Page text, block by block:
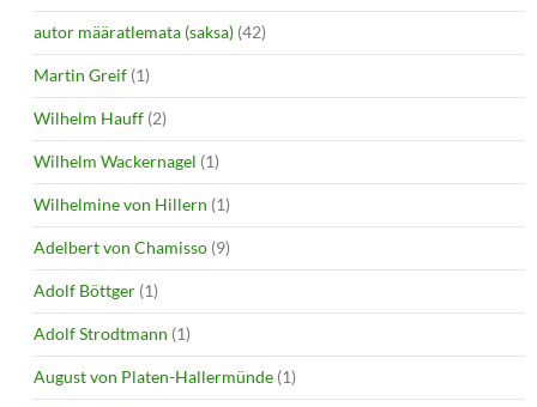
autor määratlemata (saksa) (42)
Martin Greif (1)
Wilhelm Hauff (2)
Wilhelm Wackernagel (1)
Wilhelmine von Hillern (1)
Adelbert von Chamisso (9)
Adolf Böttger (1)
Adolf Strodtmann (1)
August von Platen-Hallermünde (1)